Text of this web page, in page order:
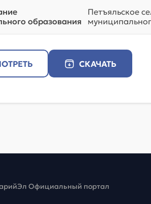
образования
Петъяльское
СКАЧАТЬ
Официальный портал